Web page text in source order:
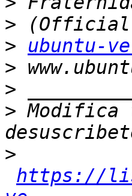
>
>
ubuntu-
>
>
> Modifica
>
https://